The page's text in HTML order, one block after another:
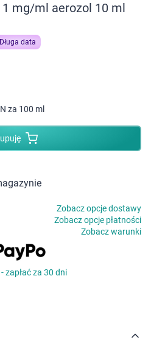
mg/ml aerozol 10 ml
Długa data
za 100 ml
Zobacz opcje dostawy
Zobacz opcje płatności
Zobacz warunki
zapłać za 30 dni